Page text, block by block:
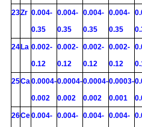
23Zr 0.004-
0.35
0.004-
0.35
0.004-
0.35
0.004-
0.35
24La 0.002-
0.12
0.002-
0.12
0.002-
0.12
0.002-
0.12
25Ca 0.0004-
0.002
0.0004-
0.002
0.0004-
0.002
0.0003-
0.001
26Ce0.004- 0.004- 0.004- 0.004-